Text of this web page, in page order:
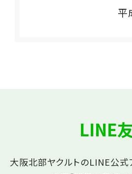
平
LINE
大阪北部ヤクルトのLINE公式